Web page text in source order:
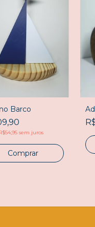
Barco
sem juros